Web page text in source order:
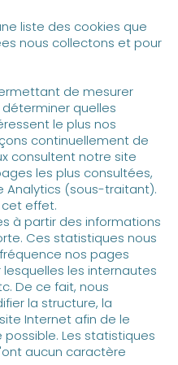
liste des cookies que
nous collectons et pour
de mesurer
quelles
le plus nos
continuellement de
consultent notre site
les plus consultées,
Analytics (sous-traitant).
cet effet.
à partir des informations
Ces statistiques nous
nos pages
les internautes
De ce fait, nous
la structure, la
Internet afin de le
Les statistiques
aucun caractère